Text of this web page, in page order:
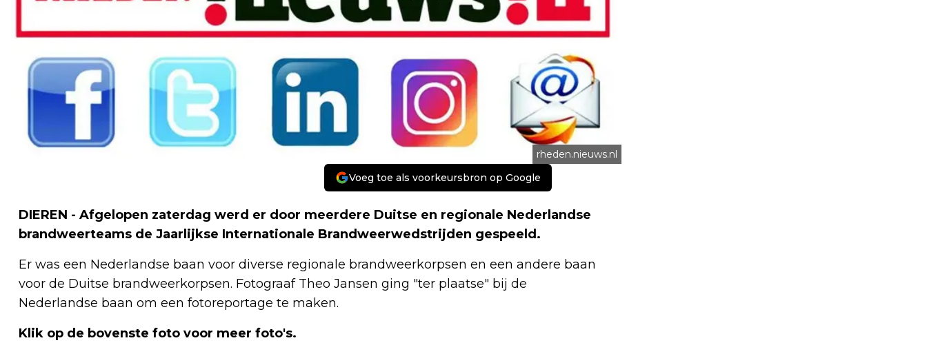
rheden.nieuws.nl
Voeg toe als voorkeursbron op Google
DIEREN - Afgelopen zaterdag werd er door meerdere Duitse en regionale Nederlandse
brandweerteams de Jaarlijkse Internationale Brandweerwedstrijden gespeeld.
Er was een Nederlandse baan voor diverse regionale brandweerkorpsen en een andere baan
voor de Duitse brandweerkorpsen. Fotograaf Theo Jansen ging "ter plaatse" bij de
Nederlandse baan om een fotoreportage te maken.
Klik op de bovenste foto voor meer foto's.